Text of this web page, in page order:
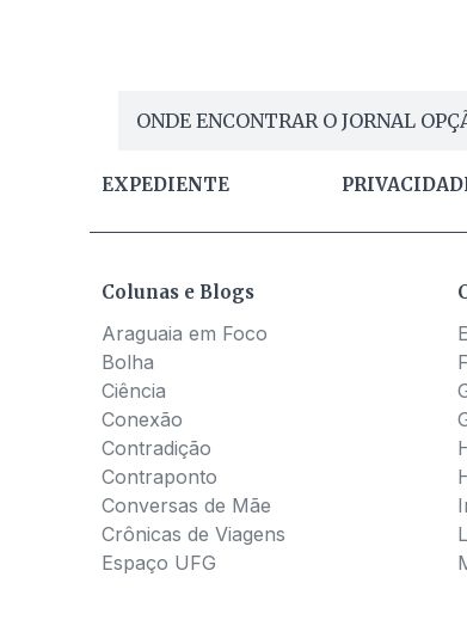
ONDE ENCONTRAR O JORNAL
EXPEDIENTE
Colunas e Blogs
Araguaia em Foco
Bolha
Ciência
Conexão
Contradição
Contraponto
Conversas de Mãe
Crônicas de Viagens
Espaço UFG